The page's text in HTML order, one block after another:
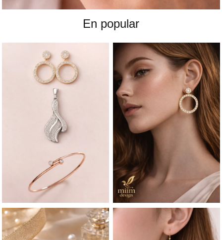
En popular